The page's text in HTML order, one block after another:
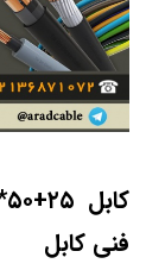
کابل ۲۵+۵۰*۳ سه فاز
فنی کابل